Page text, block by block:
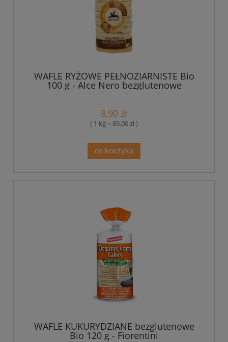
WAFLE RYŻOWE PEŁNOZIARNISTE Bio
100 g - Alce Nero bezglutenowe
8,90 zł
( 1 kg = 89,00 zł )
do koszyka
WAFLE KUKURYDZIANE bezglutenowe
Bio 120 g - Fiorentini